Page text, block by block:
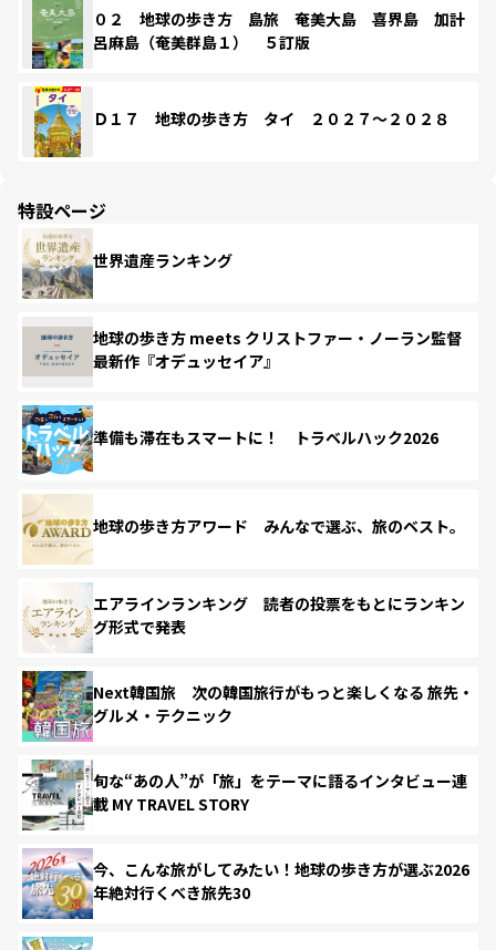
０２ 地球の歩き方 島旅 奄美大島 喜界島 加計
呂麻島（奄美群島１） ５訂版
Ｄ１７ 地球の歩き方 タイ ２０２７～２０２８
特設ページ
世界遺産ランキング
地球の歩き方 meets クリストファー・ノーラン監督
最新作『オデュッセイア』
準備も滞在もスマートに！ トラベルハック2026
地球の歩き方アワード みんなで選ぶ、旅のベスト。
エアラインランキング 読者の投票をもとにランキン
グ形式で発表
Next韓国旅 次の韓国旅行がもっと楽しくなる 旅先・
グルメ・テクニック
旬な“あの人”が「旅」をテーマに語るインタビュー連
載 MY TRAVEL STORY
今、こんな旅がしてみたい！地球の歩き方が選ぶ2026
年絶対行くべき旅先30